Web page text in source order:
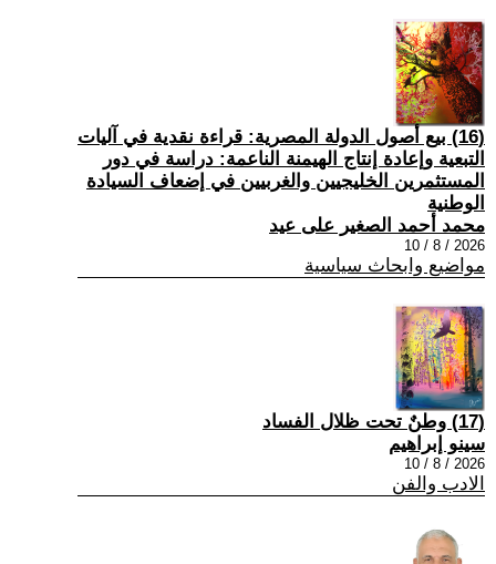
(16) بيع أصول الدولة المصرية: قراءة نقدية في آليات
التبعية وإعادة إنتاج الهيمنة الناعمة: دراسة في دور
المستثمرين الخليجيين والغربيين في إضعاف السيادة
الوطنية
محمد أحمد الصغير على عيد
2026 / 8 / 10
مواضيع وابحاث سياسية
(17) وطنٌ تحت ظلال الفساد
سينو إبراهيم
2026 / 8 / 10
الادب والفن